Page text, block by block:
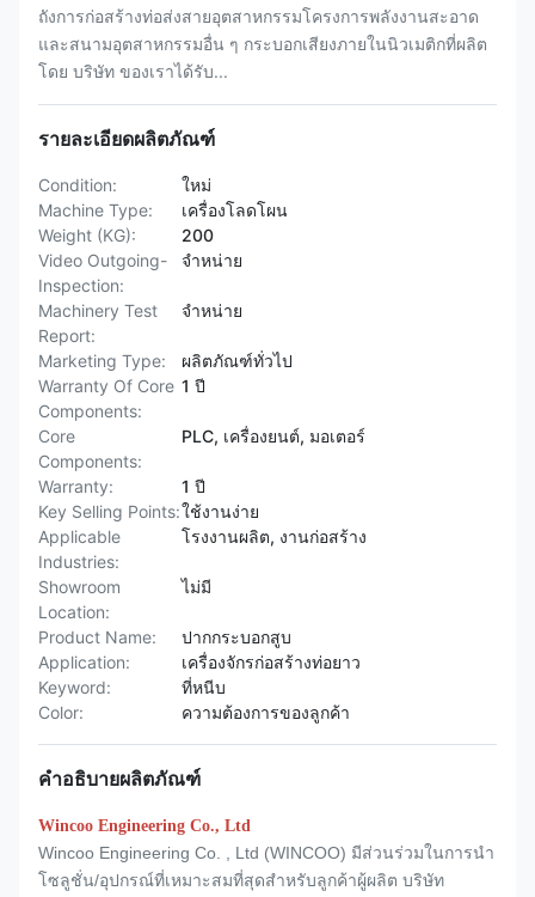
ถังการก่อสร้างท่อส่งสายอุตสาหกรรมโครงการพลังงานสะอาด
และสนามอุตสาหกรรมอื่น ๆ กระบอกเสียงภายในนิวเมติกที่ผลิต
โดย บริษัท ของเราได้รับ...
รายละเอียดผลิตภัณฑ์
Condition:
ใหม่
Machine Type:
เครื่องโลดโผน
Weight (KG):
200
Video Outgoing-
Inspection:
จําหน่าย
Machinery Test
Report:
จําหน่าย
Marketing Type:
ผลิตภัณฑ์ทั่วไป
Warranty Of Core
Components:
1 ปี
Core
Components:
PLC, เครื่องยนต์, มอเตอร์
Warranty:
1 ปี
Key Selling Points:ใช้งานง่าย
Applicable
Industries:
โรงงานผลิต, งานก่อสร้าง
Showroom
Location:
ไม่มี
Product Name:
ปากกระบอกสูบ
Application:
เครื่องจักรก่อสร้างท่อยาว
Keyword:
ที่หนีบ
Color:
ความต้องการของลูกค้า
คำอธิบายผลิตภัณฑ์
Wincoo Engineering Co., Ltd
Wincoo Engineering Co. , Ltd (WINCOO) มีส่วนร่วมในการนำ
โซลูชั่น/อุปกรณ์ที่เหมาะสมที่สุดสำหรับลูกค้าผู้ผลิต บริษัท